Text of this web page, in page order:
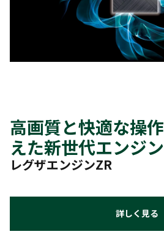
高画質と快適な操
えた新世代エンジン
レグザエンジンZR
詳しく見る